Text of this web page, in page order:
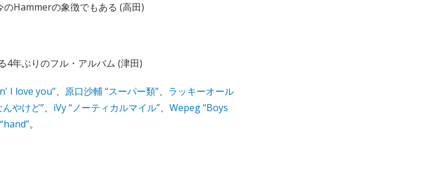
Hammerの象徴でもある (高田)
4年ぶりのフル・アルバム (津田)
I love you”、 原口沙輔 “スーパー類”、 ラッキーオール
やけど”、 iVy “ノーティカルマイル”、 Wepeg “Boys
。